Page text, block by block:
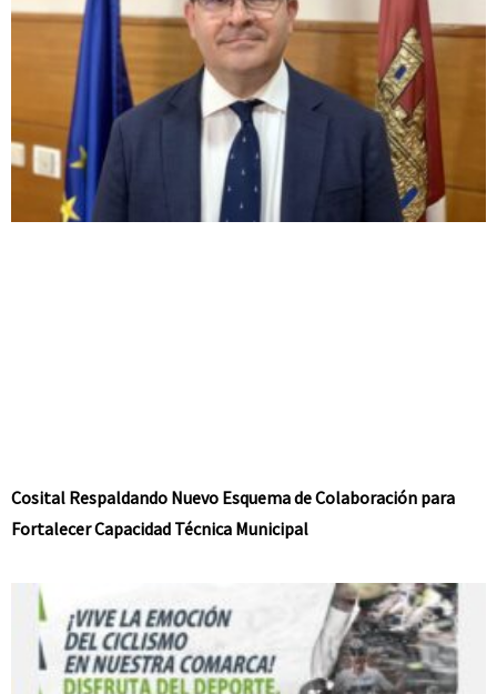
Cosital Respaldando Nuevo Esquema de Colaboración para
Fortalecer Capacidad Técnica Municipal